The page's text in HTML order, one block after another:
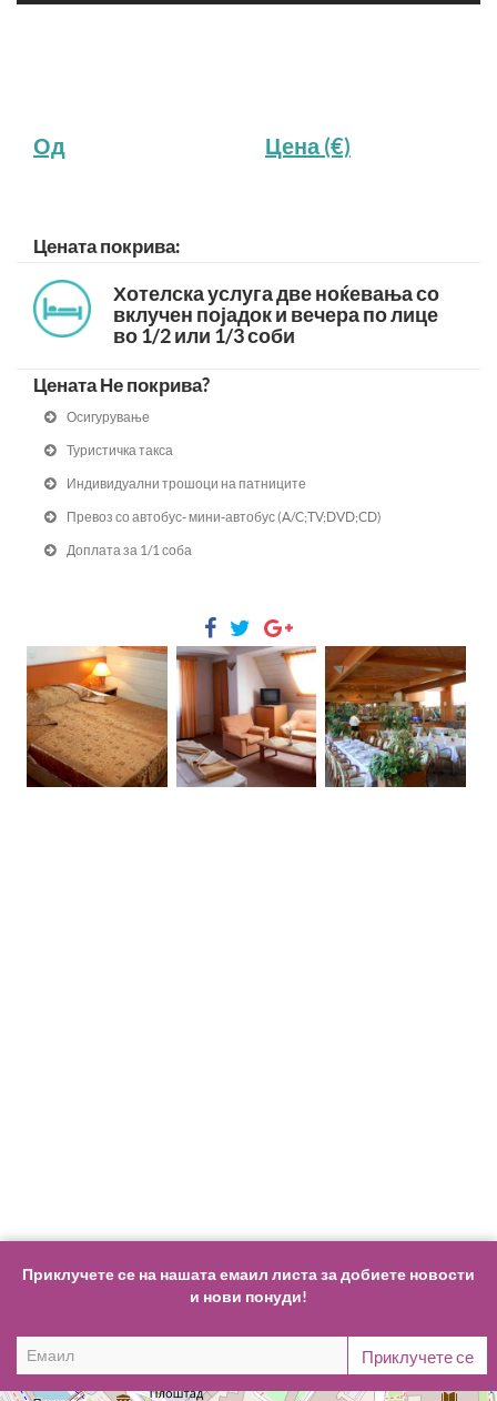
Од Цена (€)
Цената покрива:
Хотелска услуга две ноќевања со
вклучен појадок и вечера по лице
во 1/2 или 1/3 соби
Цената Не покрива?
Осигурување
Туристичка такса
Индивидуални трошоци на патниците
Превоз со автобус- мини-автобус (A/C;TV;DVD;CD)
Доплата за 1/1 соба
Приклучете се на нашата емаил листа за добиете новости
и нови понуди!